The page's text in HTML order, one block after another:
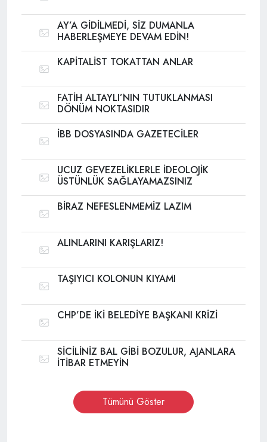
AY’A GİDİLMEDİ, SİZ DUMANLA
HABERLEŞMEYE DEVAM EDİN!
KAPİTALİST TOKATTAN ANLAR
FATİH ALTAYLI’NIN TUTUKLANMASI
DÖNÜM NOKTASIDIR
İBB DOSYASINDA GAZETECİLER
UCUZ GEVEZELİKLERLE İDEOLOJİK
ÜSTÜNLÜK SAĞLAYAMAZSINIZ
BİRAZ NEFESLENMEMİZ LAZIM
ALINLARINI KARIŞLARIZ!
TAŞIYICI KOLONUN KIYAMI
CHP’DE İKİ BELEDİYE BAŞKANI KRİZİ
SİCİLİNİZ BAL GİBİ BOZULUR, AJANLARA
İTİBAR ETMEYİN
Tümünü Göster